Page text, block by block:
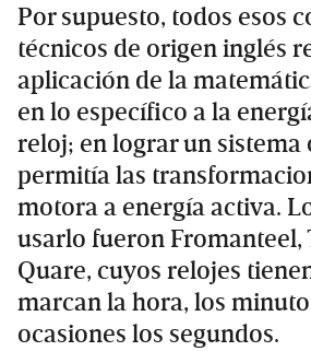
Por supuesto, todos esos
técnicos de origen inglés
aplicación de la
en lo específico a la
reloj; en lograr un
permitía las
motora a energía activa.
usarlo fueron Fromanteel,
Quare, cuyos relojes
marcan la hora, los
ocasiones los segundos.